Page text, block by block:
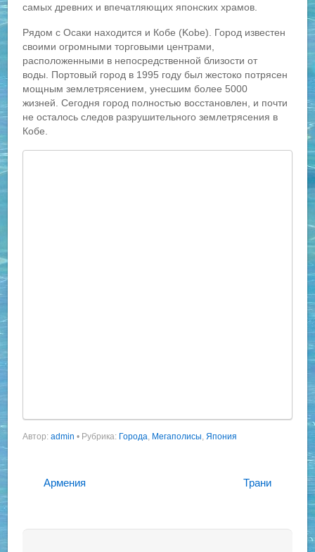
самых древних и впечатляющих японских храмов.
Рядом с Осаки находится и Кобе (Kobe). Город известен
своими огромными торговыми центрами,
расположенными в непосредственной близости от
воды. Портовый город в 1995 году был жестоко потрясен
мощным землетрясением, унесшим более 5000
жизней. Сегодня город полностью восстановлен, и почти
не осталось следов разрушительного землетрясения в
Кобе.
Автор:admin • Рубрика: Города Мегаполисы Япония
Армения Трани